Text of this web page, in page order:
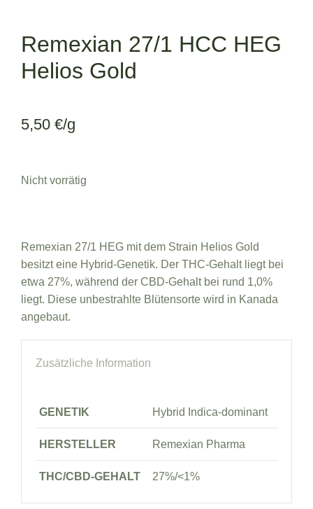
Remexian 27/1 HCC HEG
Helios Gold
5,50 €/g
Nicht vorrätig
Remexian 27/1 HEG mit dem Strain Helios Gold
besitzt eine Hybrid-Genetik. Der THC-Gehalt liegt bei
etwa 27%, während der CBD-Gehalt bei rund 1,0%
liegt. Diese unbestrahlte Blütensorte wird in Kanada
angebaut.
Zusätzliche Information
GENETIK Hybrid Indica-dominant
HERSTELLER Remexian Pharma
THC/CBD-GEHALT 27%/<1%